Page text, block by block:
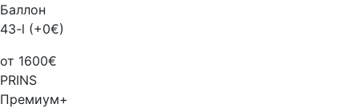
Баллон
43-l (+0€)
от 1600€
PRINS
Премиум+